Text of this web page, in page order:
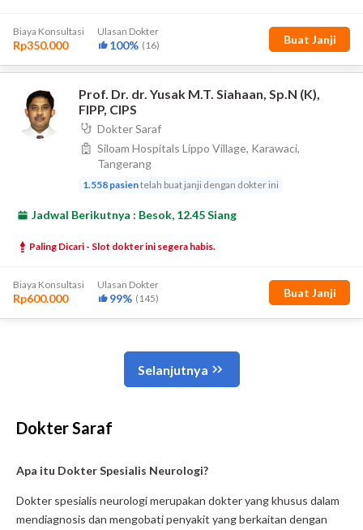
Dokter Saraf
Apa itu Dokter Spesialis Neurologi?
Dokter spesialis neurologi merupakan dokter yang khusus dalam
mendiagnosis dan mengobati penyakit yang berkaitan dengan